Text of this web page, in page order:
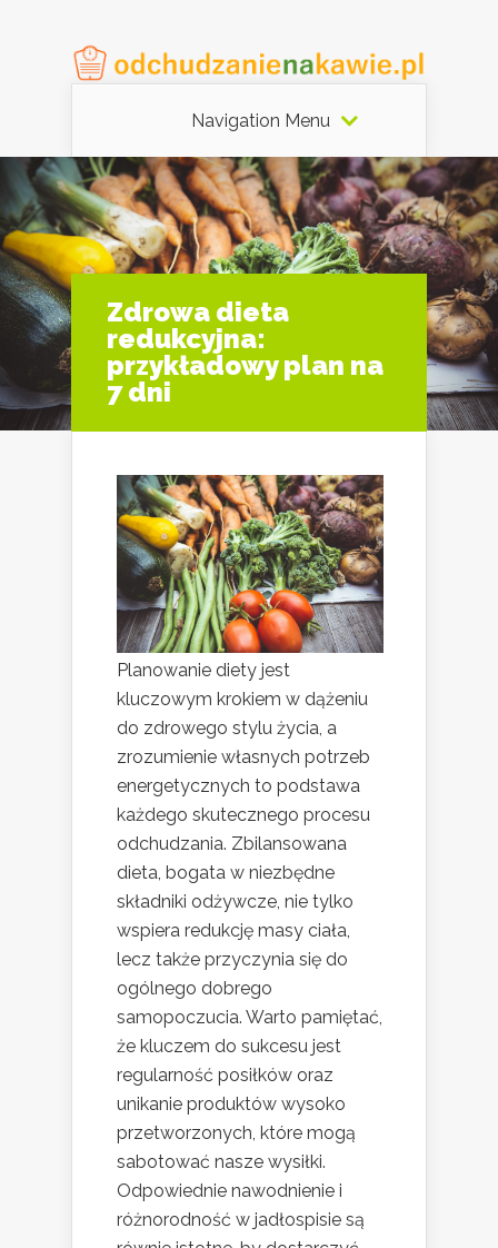
Navigation Menu
Zdrowa dieta
redukcyjna:
przykładowy plan na
7 dni
Planowanie diety jest
kluczowym krokiem w dążeniu
do zdrowego stylu życia, a
zrozumienie własnych potrzeb
energetycznych to podstawa
każdego skutecznego procesu
odchudzania. Zbilansowana
dieta, bogata w niezbędne
składniki odżywcze, nie tylko
wspiera redukcję masy ciała,
lecz także przyczynia się do
ogólnego dobrego
samopoczucia. Warto pamiętać,
że kluczem do sukcesu jest
regularność posiłków oraz
unikanie produktów wysoko
przetworzonych, które mogą
sabotować nasze wysiłki.
Odpowiednie nawodnienie i
różnorodność w jadłospisie są